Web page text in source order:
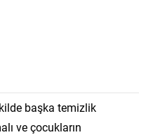
başka temizlik
ve çocukların